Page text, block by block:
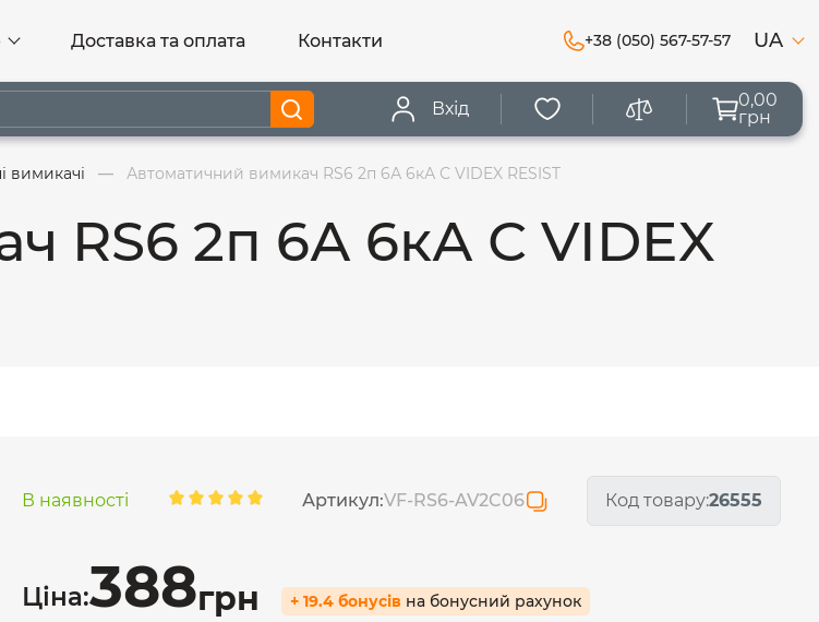
Доставка та оплата Контакти +38 (050) 567-57-57 UA
Вхід
0,00
грн
вимикачі Автоматичний вимикач RS6 2п 6А 6кА С VIDEX RESIST
RS6 2п 6А 6кА С VIDEX
В наявності Артикул:VF-RS6-AV2C06 Код товару:26555
Ціна:388грн + 19.4 бонусів на бонусний рахунок